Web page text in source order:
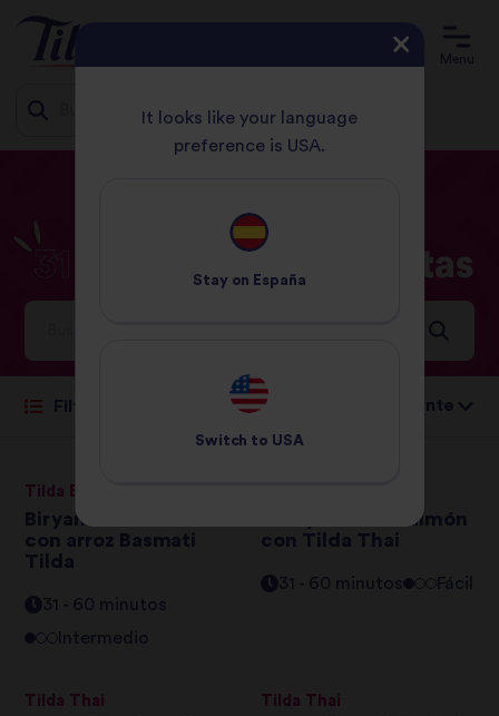
content
Menu
minutos Recetas
Ideas e inspiración para un mundo lleno de sabor
Filtro Ordenar por:
Tilda Basmati
Biryani de verduras
con arroz Basmati
Tilda
31 - 60 minutos
Intermedio
Curry Thai de salmón
con Tilda Thai
31 - 60 minutos Fácil
Tilda Thai Tilda Thai
It looks like your language
preference is USA.
Stay on España
Switch to USA